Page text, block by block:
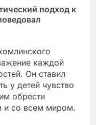
подход к
каждой
Он ставил
у детей чувство
обрести
и со всем миром.